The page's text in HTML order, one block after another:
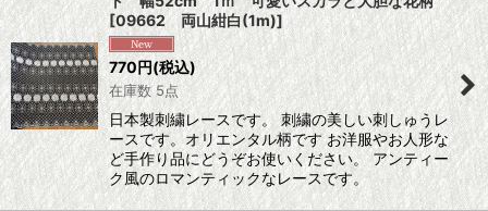
[09662 両山紺白(1m)]
770円(税込)
在庫数 5点
日本製刺繍レースです。 刺繍の美しい刺しゅうレ
ースです。オリエンタル柄です お洋服やお人形な
ど手作り品にどうぞお使いください。 アンティー
ク風のロマンティックなレースです。